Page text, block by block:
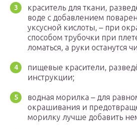
краситель для ткани,
воде с добавлением
уксусной кислоты, – при
способом трубочки при
ломаться, а руки останутся
пищевые красители,
инструкции;
водная морилка – для
окрашивания и
морилку лучше добавить